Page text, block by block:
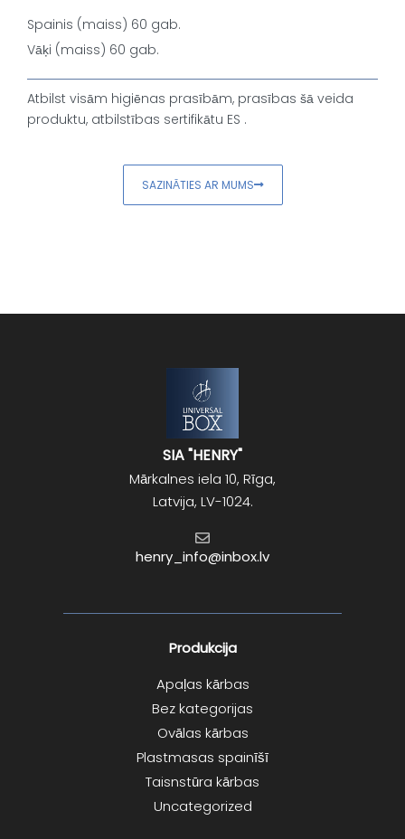
Spainis (maiss) 60 gab.
Vāķi (maiss) 60 gab.
Atbilst visām higiēnas prasībām, prasības šā veida
produktu, atbilstības sertifikātu ES .
SAZINĀTIES AR MUMS
SIA "HENRY"
Mārkalnes iela 10, Rīga,
Latvija, LV-1024.
henry_info@inbox.lv
Produkcija
Apaļas kārbas
Bez kategorijas
Ovālas kārbas
Plastmasas spainīšī
Taisnstūra kārbas
Uncategorized